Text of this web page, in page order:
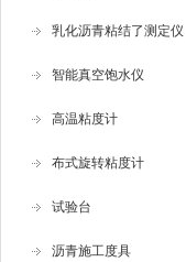
乳化沥青粘结了测定仪
智能真空饱水仪
高温粘度计
布式旋转粘度计
试验台
沥青施工度具